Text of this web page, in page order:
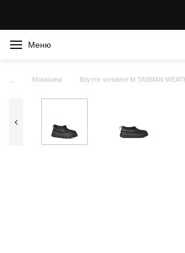
Меню
Мокасини Взуття чоловіче M TASMAN